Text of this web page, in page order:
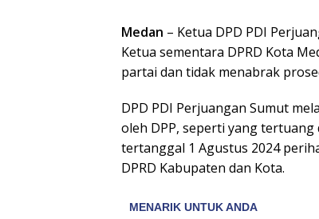
Medan – Ketua DPD PDI
Ketua sementara DPRD Kota
partai dan tidak menabrak
DPD PDI Perjuangan Sumut
oleh DPP, seperti yang
tertanggal 1 Agustus 2024
DPRD Kabupaten dan Kota.